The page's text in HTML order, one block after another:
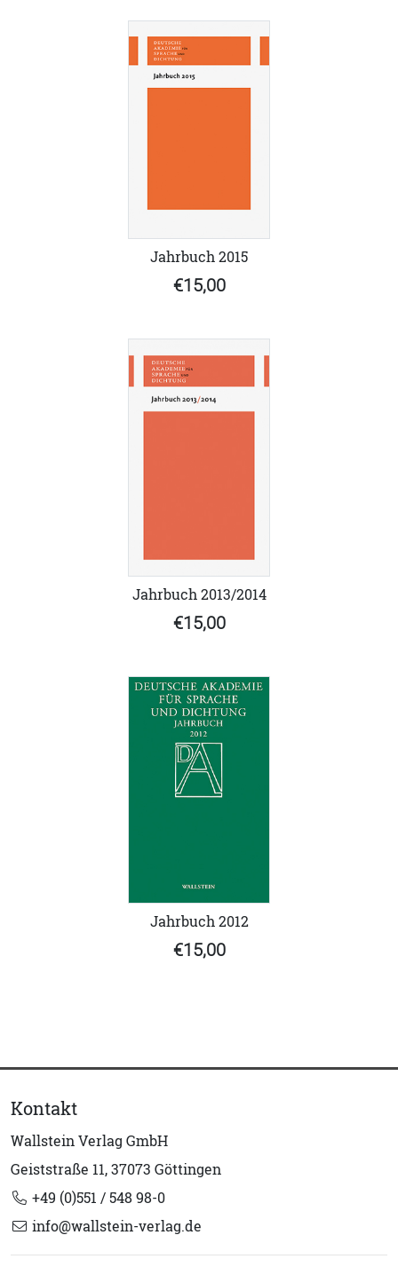
Jahrbuch 2015
€15,00
Jahrbuch 2013/2014
€15,00
Jahrbuch 2012
€15,00
Kontakt
Wallstein Verlag GmbH
Geiststraße 11, 37073 Göttingen
+49 (0)551 / 548 98-0
info@wallstein-verlag.de